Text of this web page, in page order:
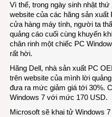
Vì thế, trong ngày sinh nhật
website của các hãng sản
cửa hàng máy tính, người ta
quảng cáo cuối cùng khuyến
chân rinh một chiếc PC
rất hời.
Hãng Dell, nhà sản xuất PC
trên website của mình lời
đưa ra mức giảm giá tới 30%.
Windows 7 với mức 170 USD.
Microsoft sẽ khai tử Windows